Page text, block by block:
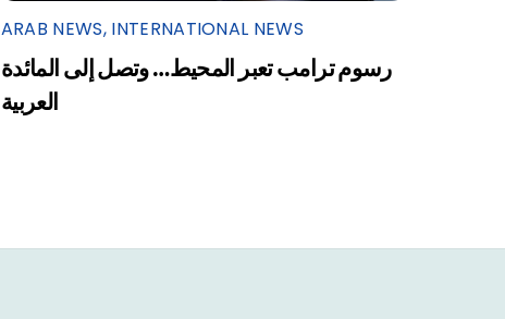
ARAB NEWS, INTERNATIONAL NEWS
رسوم ترامب تعبر المحيط… وتصل إلى المائدة
العربية